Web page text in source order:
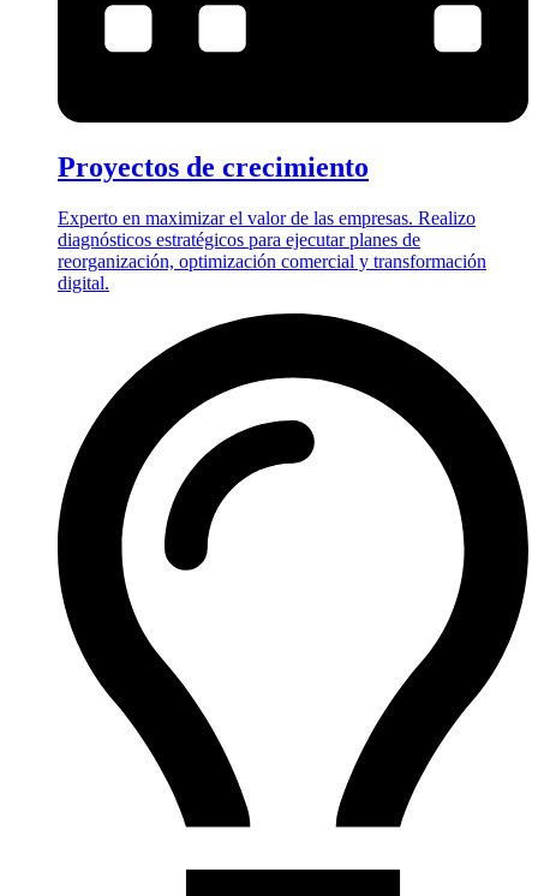
Proyectos de crecimiento
Experto en maximizar el valor de las empresas. Realizo
diagnósticos estratégicos para ejecutar planes de
reorganización, optimización comercial y transformación
digital.